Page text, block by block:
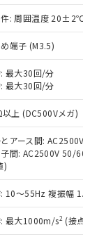
件: 周囲温度 20±2℃、
端子 (M3.5)
最大30回/分
最大30回/分
上 (DC500Vメガ)
アース間: AC2500V
間: AC2500V 50/
)
10～55Hz 複振幅
最大1000m/s2 (接点
のうえ
業取扱
価格
には、
もある
果は、
内デー
り、閲
よび標
とをご
質）の
出す予
質）の
認中の
で、有
などや
フェニル
ーテル類
RoHSの
RoHSの
へお問
カドミウ
化ビフェ
、外国
商品
を輸出
、日本
取引許
きを